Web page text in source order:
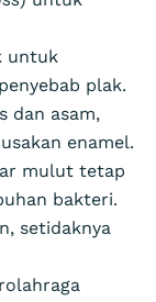
untuk
plak.
dan asam,
enamel.
mulut tetap
bakteri.
setidaknya